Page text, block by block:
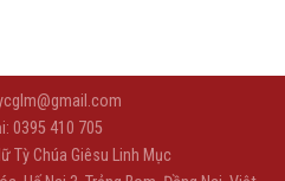
0395 410 705
Tỳ Chúa Giêsu Linh Mục